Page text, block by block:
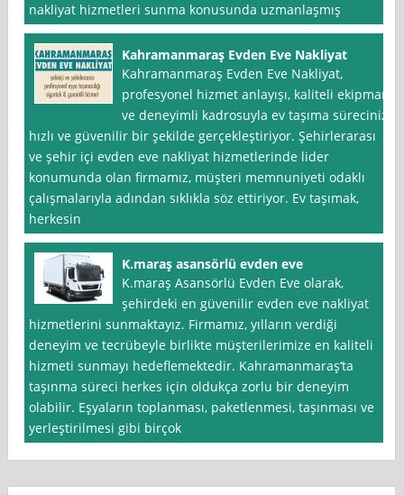
nakliyat hizmetleri sunma konusunda uzmanlaşmış
Kahramanmaraş Evden Eve Nakliyat
Kahramanmaraş Evden Eve Nakliyat,
profesyonel hizmet anlayışı, kaliteli ekipman
ve deneyimli kadrosuyla ev taşıma sürecinizi
hızlı ve güvenilir bir şekilde gerçekleştiriyor. Şehirlerarası
ve şehir içi evden eve nakliyat hizmetlerinde lider
konumunda olan firmamız, müşteri memnuniyeti odaklı
çalışmalarıyla adından sıklıkla söz ettiriyor. Ev taşımak,
herkesin
K.maraş asansörlü evden eve
K.maraş Asansörlü Evden Eve olarak,
şehirdeki en güvenilir evden eve nakliyat
hizmetlerini sunmaktayız. Firmamız, yılların verdiği
deneyim ve tecrübeyle birlikte müşterilerimize en kaliteli
hizmeti sunmayı hedeflemektedir. Kahramanmaraş‘ta
taşınma süreci herkes için oldukça zorlu bir deneyim
olabilir. Eşyaların toplanması, paketlenmesi, taşınması ve
yerleştirilmesi gibi birçok